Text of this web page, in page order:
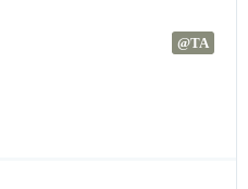
@TA